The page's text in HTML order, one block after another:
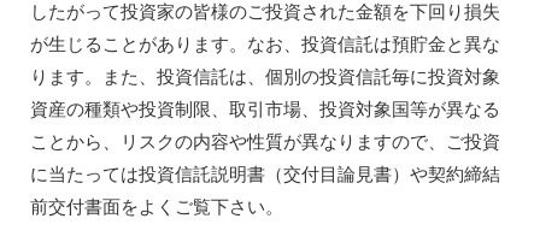
したがって投資家の皆様のご投資された金額を下回り損失
が生じることがあります。なお、投資信託は預貯金と異な
ります。また、投資信託は、個別の投資信託毎に投資対象
資産の種類や投資制限、取引市場、投資対象国等が異なる
ことから、リスクの内容や性質が異なりますので、ご投資
に当たっては投資信託説明書（交付目論見書）や契約締結
前交付書面をよくご覧下さい。